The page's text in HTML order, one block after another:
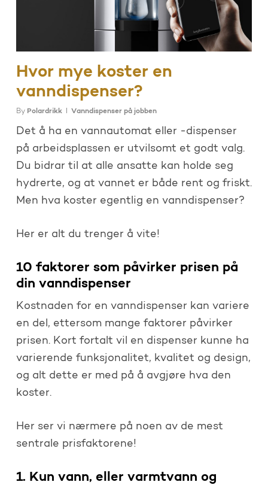
Hvor mye koster en
vanndispenser?
By Polardrikk Vanndispenser på jobben
Det å ha en vannautomat eller -dispenser
på arbeidsplassen er utvilsomt et godt valg.
Du bidrar til at alle ansatte kan holde seg
hydrerte, og at vannet er både rent og friskt.
Men hva koster egentlig en vanndispenser?
Her er alt du trenger å vite!
10 faktorer som påvirker prisen på
din vanndispenser
Kostnaden for en vanndispenser kan variere
en del, ettersom mange faktorer påvirker
prisen. Kort fortalt vil en dispenser kunne ha
varierende funksjonalitet, kvalitet og design,
og alt dette er med på å avgjøre hva den
koster.
Her ser vi nærmere på noen av de mest
sentrale prisfaktorene!
1. Kun vann, eller varmtvann og